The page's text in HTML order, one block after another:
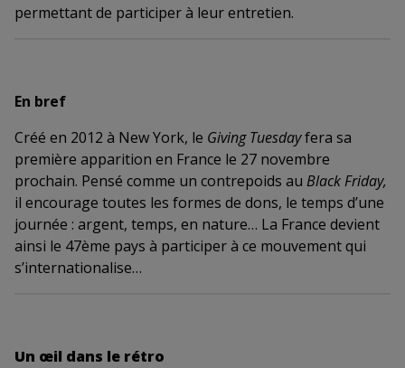
permettant de participer à leur entretien.
En bref
Créé en 2012 à New York, le Giving Tuesdayfera sa
première apparition en France le 27 novembre
prochain. Pensé comme un contrepoids au Black Friday,
il encourage toutes les formes de dons, le temps d’une
journée : argent, temps, en nature… La France devient
ainsi le 47ème pays à participer à ce mouvement qui
s’internationalise…
Un œil dans le rétro